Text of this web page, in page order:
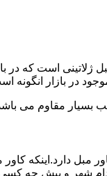
است که در
در بازار
مقاوم می باشد
شهر و پیش چه